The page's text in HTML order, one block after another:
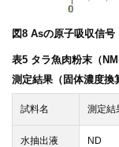
図8 Asの原子吸収信号
表5 タラ魚肉粉末（
測定結果（固体濃度換
試料名 測定結
水抽出液
ND